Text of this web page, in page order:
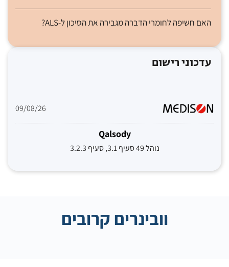
האם חשיפה לחומרי הדברה מגבירה את הסיכון ל-ALS?
עדכוני רישום
09/08/26
Qalsody
נוהל 49 סעיף 3.1, סעיף 3.2.3
וובינרים קרובים